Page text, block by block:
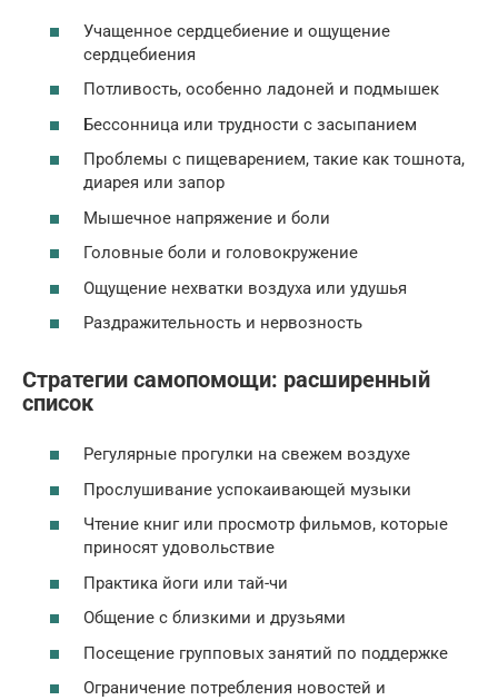
Учащенное сердцебиение и ощущение
сердцебиения
Потливость, особенно ладоней и подмышек
Бессонница или трудности с засыпанием
Проблемы с пищеварением, такие как тошнота,
диарея или запор
Мышечное напряжение и боли
Головные боли и головокружение
Ощущение нехватки воздуха или удушья
Раздражительность и нервозность
Стратегии самопомощи: расширенный
список
Регулярные прогулки на свежем воздухе
Прослушивание успокаивающей музыки
Чтение книг или просмотр фильмов, которые
приносят удовольствие
Практика йоги или тай-чи
Общение с близкими и друзьями
Посещение групповых занятий по поддержке
Ограничение потребления новостей и